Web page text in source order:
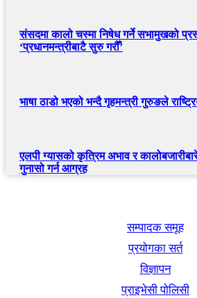
संसदमा कालो चस्मा निषेध गर्ने सभामुखको
‘प्रधानमन्त्रीबाटै सुरु गरौँ’
भाषा ठाडो भएको भन्दै गृहमन्त्री गुरुङले
एलपी ग्यासको कृत्रिम अभाव र
गुनासो गर्न आग्रह
सम्पादक समूह
प्रयोगका सर्त
विज्ञापन
प्राइभेसी पोलिसी